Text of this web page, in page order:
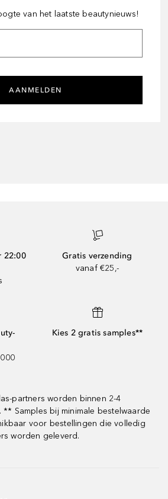
van het laatste beautynieuws!
AANMELDEN
22:00
Gratis verzending
vanaf €25,-
Kies 2 gratis samples**
partners worden binnen 2-4
Samples bij minimale bestelwaarde
voor bestellingen die volledig
worden geleverd.